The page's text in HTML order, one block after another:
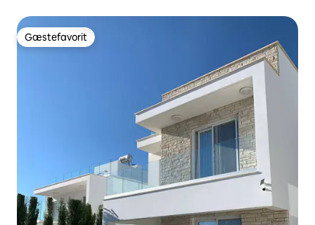
Gæstefavorit
Gæstefavorit